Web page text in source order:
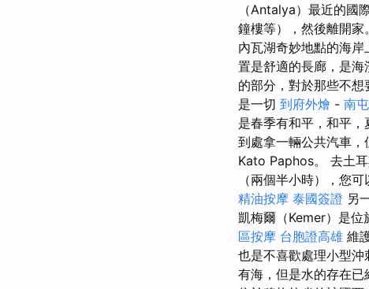
（Antalya）最近的國
鐘樓等），然後離開
內瓦湖奇妙地點的海岸
置是舒適的長廊，是
的部分，對於那些不
是一切 到府外燴 - 南
是春季有和平，和平
到處拿一輛公共汽車
Kato Paphos。 去土
（兩個半小時），您
精油按摩 泰國簽證 另
凱梅爾（Kemer）是
區按摩 台胞證高雄 維
也是不喜歡處理小型
有海，但是水的存在